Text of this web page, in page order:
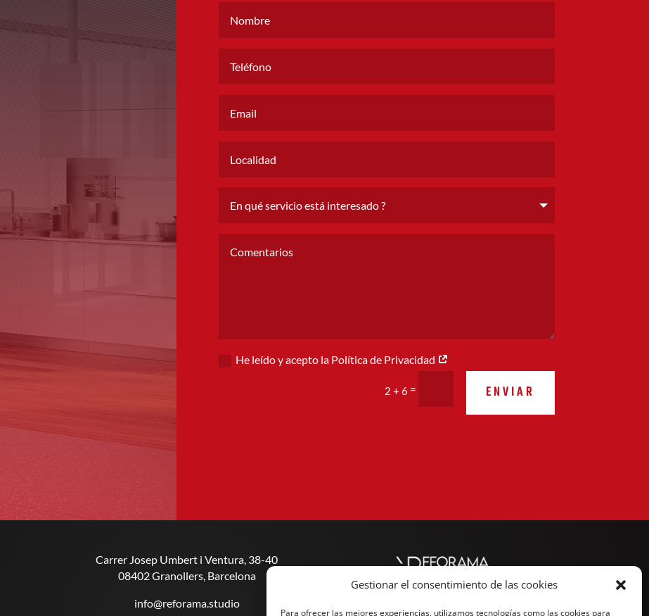
Gestionar el consentimiento de las cookies
Para ofrecer las mejores experiencias, utilizamos tecnologías como las cookies para
He leído y acepto la Política de Privacidad
2 + 6 = ENVIAR
Carrer Josep Umbert i Ventura, 38-40
08402 Granollers, Barcelona
info@reforama.studio